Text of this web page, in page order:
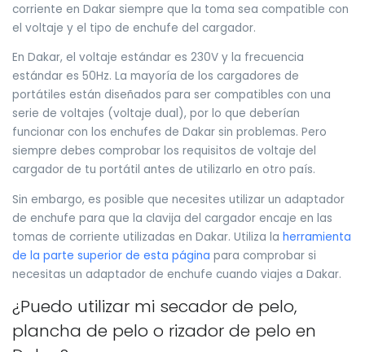
corriente en Dakar siempre que la toma sea compatible con
el voltaje y el tipo de enchufe del cargador.
En Dakar, el voltaje estándar es 230V y la frecuencia
estándar es 50Hz. La mayoría de los cargadores de
portátiles están diseñados para ser compatibles con una
serie de voltajes (voltaje dual), por lo que deberían
funcionar con los enchufes de Dakar sin problemas. Pero
siempre debes comprobar los requisitos de voltaje del
cargador de tu portátil antes de utilizarlo en otro país.
Sin embargo, es posible que necesites utilizar un adaptador
de enchufe para que la clavija del cargador encaje en las
tomas de corriente utilizadas en Dakar. Utiliza la herramienta
de la parte superior de esta página para comprobar si
necesitas un adaptador de enchufe cuando viajes a Dakar.
¿Puedo utilizar mi secador de pelo,
plancha de pelo o rizador de pelo en